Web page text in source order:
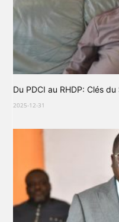
Du PDCI au RHDP: Clés
2025-12-31